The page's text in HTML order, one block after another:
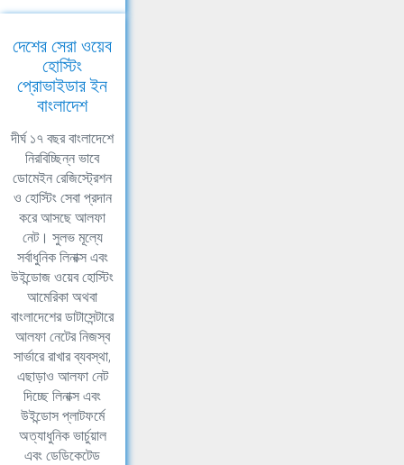
দেশের সেরা ওয়েব
হোস্টিং
প্রোভাইডার ইন
বাংলাদেশ
দীর্ঘ ১৭ বছর বাংলাদেশে
নিরবিচ্ছিন্ন ভাবে
ডোমেইন রেজিস্ট্রেশন
ও হোস্টিং সেবা প্রদান
করে আসছে আলফা
নেট। সুলভ মূল্যে
সর্বাধুনিক লিনাক্স এবং
উইন্ডোজ ওয়েব হোস্টিং
আমেরিকা অথবা
বাংলাদেশের ডাটাসেন্টারে
আলফা নেটের নিজস্ব
সার্ভারে রাখার ব্যবস্থা,
এছাড়াও আলফা নেট
দিচ্ছে লিনাক্স এবং
উইন্ডোস প্লাটফর্মে
অত্যাধুনিক ভার্চুয়াল
এবং ডেডিকেটেড